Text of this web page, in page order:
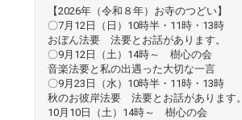
【2026年（令和８年）お寺のつどい】
〇7月12日（日）10時半・11時・13時
おぼん法要 法要とお話があります。
〇9月12日（土）14時～ 樹心の会
音楽法要と私の出遇った大切な一言
〇9月23日（水）10時半・11時・13時
秋のお彼岸法要 法要とお話があります。
10月10日（土）14時～ 樹心の会